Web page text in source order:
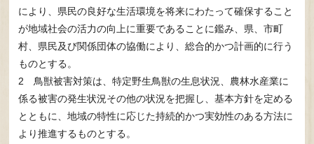
により、県民の良好な生活環境を将来にわたって確保すること
が地域社会の活力の向上に重要であることに鑑み、県、市町
村、県民及び関係団体の協働により、総合的かつ計画的に行う
ものとする。
2 鳥獣被害対策は、特定野生鳥獣の生息状況、農林水産業に
係る被害の発生状況その他の状況を把握し、基本方針を定める
とともに、地域の特性に応じた持続的かつ実効性のある方法に
より推進するものとする。